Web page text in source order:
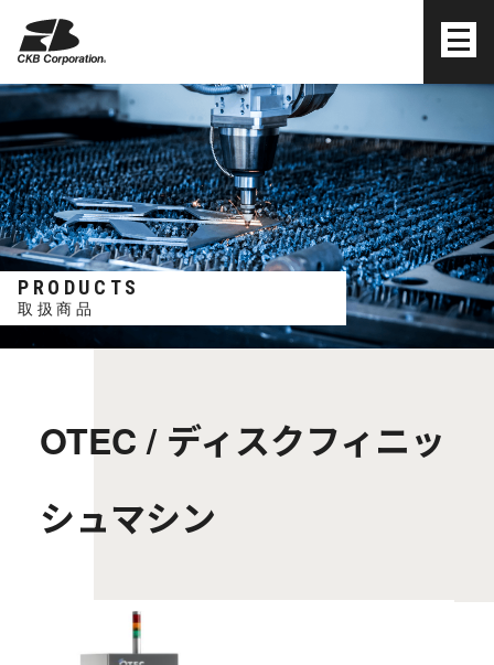
PRODUCTS
取扱商品
OTEC / ディスクフィニッ
シュマシン